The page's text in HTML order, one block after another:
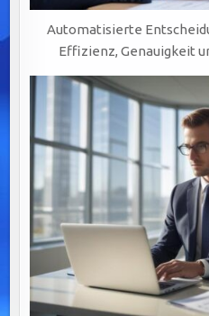
Automatisierte
Effizienz, Genauigkeit